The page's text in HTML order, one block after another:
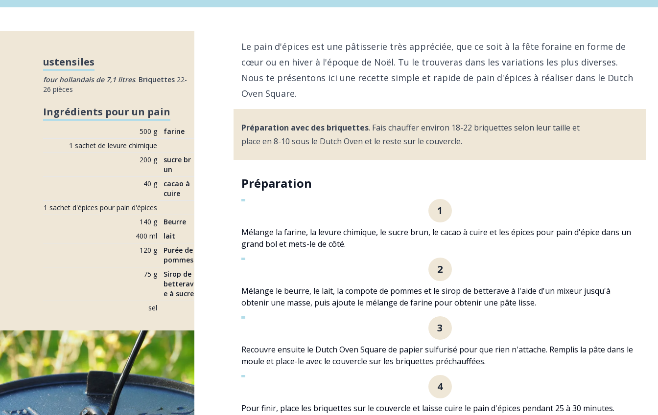
ustensiles
four hollandais de 7,1 litres. Briquettes 22-
26 pièces
Ingrédients pour un pain
500 g
farine
1 sachet de levure chimique
200 g
sucre br
un
40 g
cacao à
cuire
1 sachet d'épices pour pain d'épices
140 g
Beurre
400 ml
lait
120 g
Purée de
pommes
75 g
Sirop de
betterav
e à sucre
sel
Le pain d'épices est une pâtisserie très appréciée, que ce soit à la fête foraine en forme de
cœur ou en hiver à l'époque de Noël. Tu le trouveras dans les variations les plus diverses.
Nous te présentons ici une recette simple et rapide de pain d'épices à réaliser dans le Dutch
Oven Square.
Préparation avec des briquettes. Fais chauffer environ 18-22 briquettes selon leur taille et
place en 8-10 sous le Dutch Oven et le reste sur le couvercle.
Préparation
1
Mélange la farine, la levure chimique, le sucre brun, le cacao à cuire et les épices pour pain d'épice dans un
grand bol et mets-le de côté.
2
Mélange le beurre, le lait, la compote de pommes et le sirop de betterave à l'aide d'un mixeur jusqu'à
obtenir une masse, puis ajoute le mélange de farine pour obtenir une pâte lisse.
3
Recouvre ensuite le Dutch Oven Square de papier sulfurisé pour que rien n'attache. Remplis la pâte dans le
moule et place-le avec le couvercle sur les briquettes préchauffées.
4
Pour finir, place les briquettes sur le couvercle et laisse cuire le pain d'épices pendant 25 à 30 minutes.